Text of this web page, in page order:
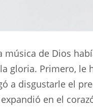
música de Dios
gloria. Primero,
a disgustarle el
en el